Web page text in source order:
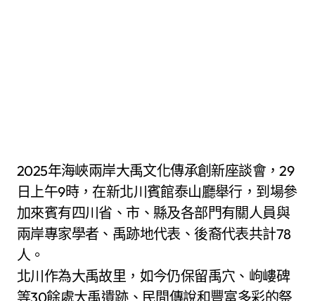
2025年海峽兩岸大禹文化傳承創新座談會，29
日上午9時，在新北川賓館泰山廳舉行，到場參
加來賓有四川省、市、縣及各部門有關人員與
兩岸專家學者、禹跡地代表、後裔代表共計78
人。
北川作為大禹故里，如今仍保留禹穴、岣嶁碑
等30餘處大禹遺跡、民間傳說和豐富多彩的祭